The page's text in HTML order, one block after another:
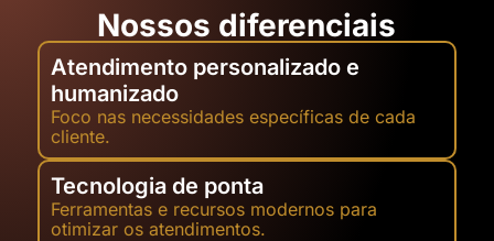
Nossos diferenciais
Atendimento personalizado e
humanizado
Foco nas necessidades específicas de cada
cliente.
Tecnologia de ponta
Ferramentas e recursos modernos para
otimizar os atendimentos.